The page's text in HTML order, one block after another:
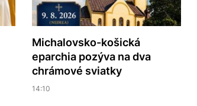
Michalovsko-košická
eparchia pozýva na dva
chrámové sviatky
14:10